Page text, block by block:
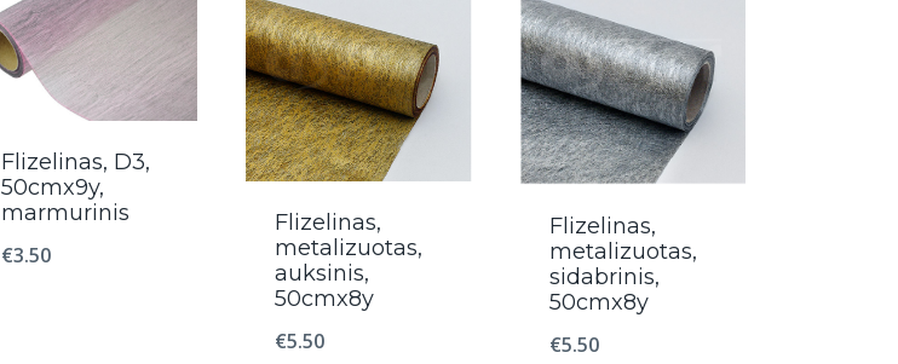
Flizelinas, D3,
50cmx9y,
marmurinis
€3.50
Flizelinas,
metalizuotas,
auksinis,
50cmx8y
€5.50
Flizelinas,
metalizuotas,
sidabrinis,
50cmx8y
€5.50